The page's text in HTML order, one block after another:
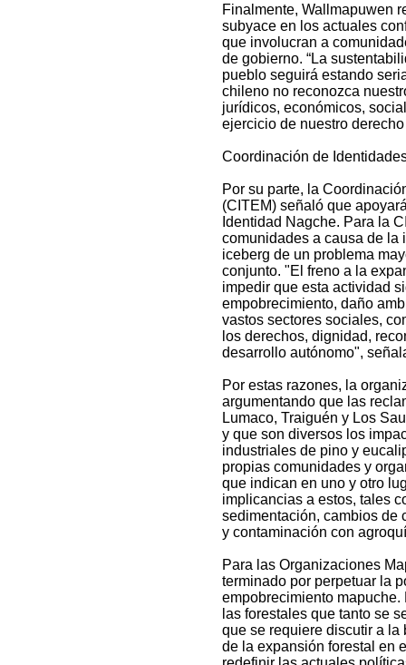
Finalmente, Wallmapuwen
subyace en los actuales
que involucran a
de gobierno. “La
pueblo seguirá estando
chileno no reconozca
jurídicos, económicos,
ejercicio de nuestro
Coordinación de
Por su parte, la
(CITEM) señaló que
Identidad Nagche. Para la
comunidades a causa de la
iceberg de un problema
conjunto. "El freno a la
impedir que esta actividad
empobrecimiento, daño
vastos sectores sociales,
los derechos, dignidad,
desarrollo autónomo",
Por estas razones, la
argumentando que las
Lumaco, Traiguén y Los
y que son diversos los
industriales de pino y
propias comunidades y
que indican en uno y otro
implicancias a estos, tales
sedimentación, cambios de
y contaminación con
Para las Organizaciones
terminado por perpetuar la
empobrecimiento
las forestales que tanto se
que se requiere discutir a
de la expansión forestal en